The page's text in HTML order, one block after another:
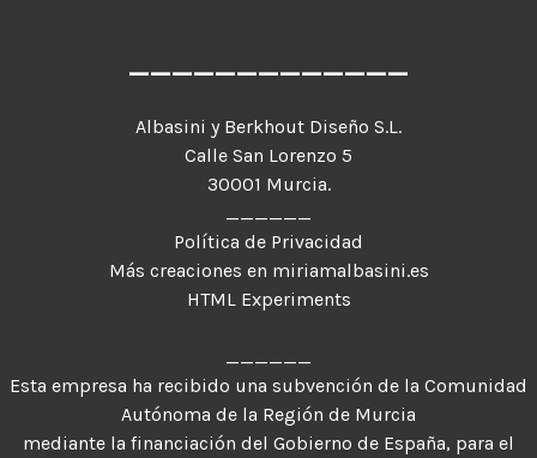
_____________
Albasini y Berkhout Diseño S.L.
Calle San Lorenzo 5
30001 Murcia.
______
Política de Privacidad
Más creaciones en miriamalbasini.es
HTML Experiments
______
Esta empresa ha recibido una subvención de la Comunidad
Autónoma de la Región de Murcia
mediante la financiación del Gobierno de España, para el